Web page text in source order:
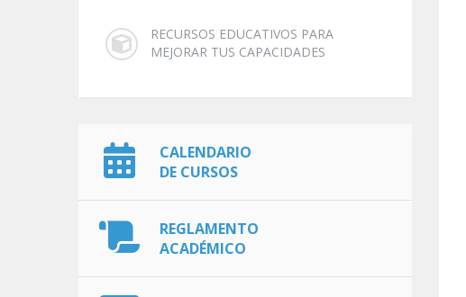
RECURSOS EDUCATIVOS PARA
MEJORAR TUS CAPACIDADES
CALENDARIO
DE CURSOS
REGLAMENTO
ACADÉMICO